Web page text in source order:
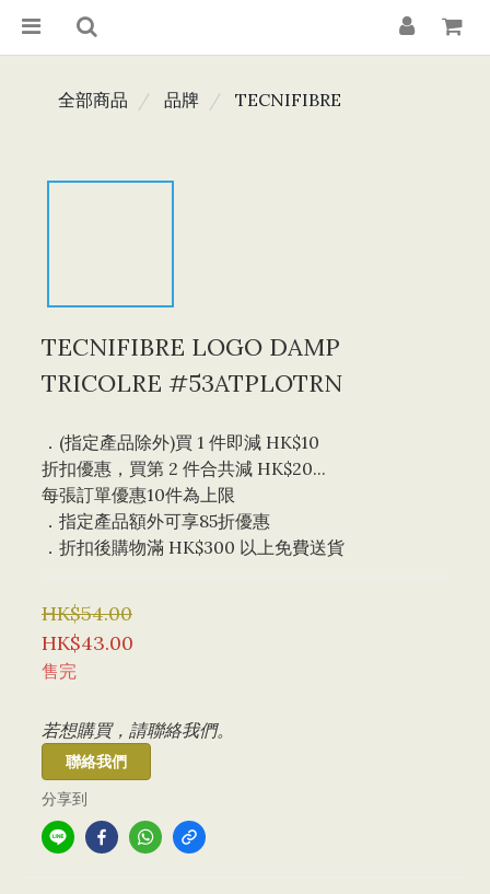
全部商品 品牌 TECNIFIBRE
TECNIFIBRE LOGO DAMP
TRICOLRE #53ATPLOTRN
．(指定產品除外)買 1 件即減 HK$10
折扣優惠，買第 2 件合共減 HK$20...
每張訂單優惠10件為上限
．指定產品額外可享85折優惠
．折扣後購物滿 HK$300 以上免費送貨
HK$54.00
HK$43.00
售完
若想購買，請聯絡我們。
聯絡我們
分享到